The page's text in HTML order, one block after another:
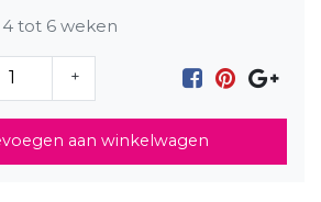
4 tot 6 weken
+
aan winkelwagen